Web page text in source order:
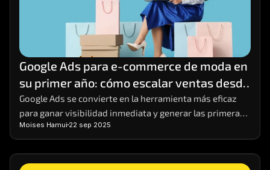
Google Ads para e-commerce de moda en
su primer año: cómo escalar ventas desde
cero
Google Ads se convierte en la herramienta más eficaz
para ganar visibilidad inmediata y generar las primeras
ventas.
Moises Hamui 22 sep 2025